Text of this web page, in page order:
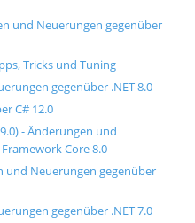
und Neuerungen gegenüber
Tricks und Tuning
gegenüber .NET 8.0
C# 12.0
- Änderungen und
Core 8.0
und Neuerungen gegenüber
gegenüber .NET 7.0